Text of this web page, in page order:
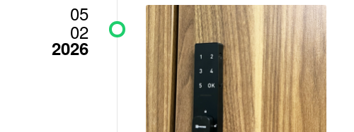
05
02
2026